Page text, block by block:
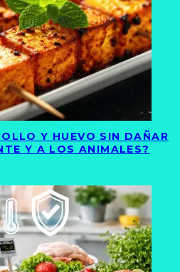
Y HUEVO SIN DAÑAR
Y A LOS ANIMALES?